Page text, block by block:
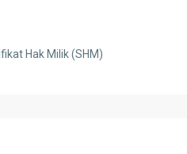
Hak Milik (SHM)